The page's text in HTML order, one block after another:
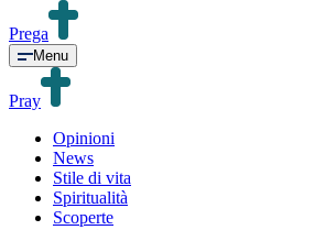
Prega
Menu
Pray
Opinioni
News
Stile di vita
Spiritualità
Scoperte